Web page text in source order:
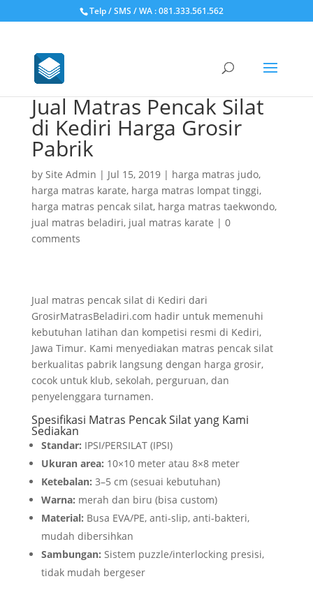
Telp / SMS / WA : 081.333.561.562
Jual Matras Pencak Silat
di Kediri Harga Grosir
Pabrik
by Site Admin | Jul 15, 2019| harga matras judo,
harga matras karate, harga matras lompat tinggi,
harga matras pencak silat, harga matras taekwondo,
jual matras beladiri, jual matras karate | 0
comments
Jual matras pencak silat di Kediri dari
GrosirMatrasBeladiri.com hadir untuk memenuhi
kebutuhan latihan dan kompetisi resmi di Kediri,
Jawa Timur. Kami menyediakan matras pencak silat
berkualitas pabrik langsung dengan harga grosir,
cocok untuk klub, sekolah, perguruan, dan
penyelenggara turnamen.
Spesifikasi Matras Pencak Silat yang Kami
Sediakan
Standar: IPSI/PERSILAT (IPSI)
Ukuran area: 10×10 meter atau 8×8 meter
Ketebalan: 3–5 cm (sesuai kebutuhan)
Warna: merah dan biru (bisa custom)
Material: Busa EVA/PE, anti-slip, anti-bakteri,
mudah dibersihkan
Sambungan: Sistem puzzle/interlocking presisi,
tidak mudah bergeser